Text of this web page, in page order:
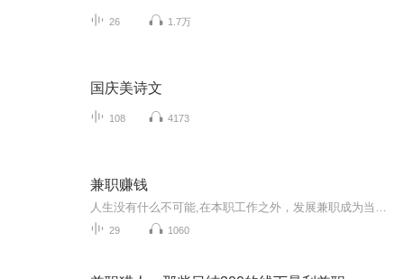
26 1.7万
国庆美诗文
108 4173
兼职赚钱
29 1060